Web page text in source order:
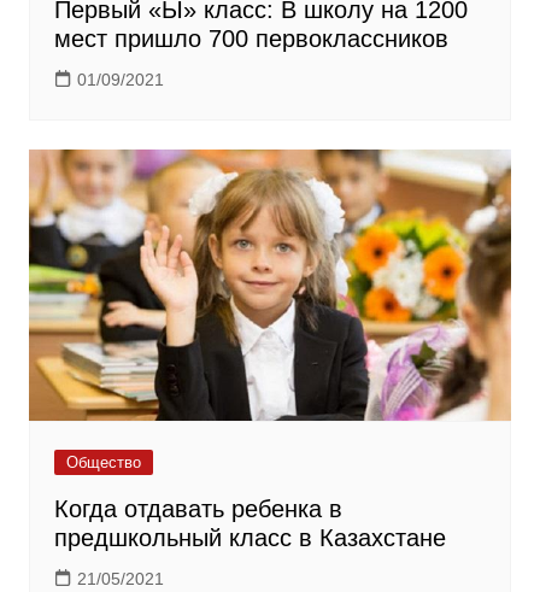
Первый «Ы» класс: В школу на 1200
мест пришло 700 первоклассников
01/09/2021
Общество
Когда отдавать ребенка в
предшкольный класс в Казахстане
21/05/2021